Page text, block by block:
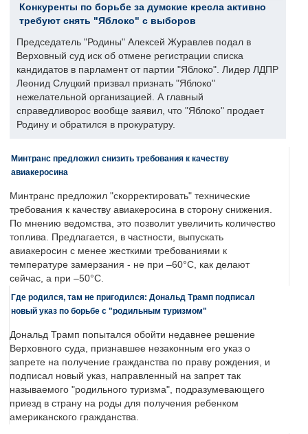
Конкуренты по борьбе за думские кресла активно
требуют снять "Яблоко" с выборов
Председатель "Родины" Алексей Журавлев подал в
Верховный суд иск об отмене регистрации списка
кандидатов в парламент от партии "Яблоко". Лидер ЛДПР
Леонид Слуцкий призвал признать "Яблоко"
нежелательной организацией. А главный
справедливорос вообще заявил, что "Яблоко" продает
Родину и обратился в прокуратуру.
Минтранс предложил снизить требования к качеству
авиакеросина
Минтранс предложил "скорректировать" технические
требования к качеству авиакеросина в сторону снижения.
По мнению ведомства, это позволит увеличить количество
топлива. Предлагается, в частности, выпускать
авиакеросин с менее жесткими требованиями к
температуре замерзания - не при –60°C, как делают
сейчас, а при –50°C.
Где родился, там не пригодился: Дональд Трамп подписал
новый указ по борьбе с "родильным туризмом"
Дональд Трамп попытался обойти недавнее решение
Верховного суда, признавшее незаконным его указ о
запрете на получение гражданства по праву рождения, и
подписал новый указ, направленный на запрет так
называемого "родильного туризма", подразумевающего
приезд в страну на роды для получения ребенком
американского гражданства.